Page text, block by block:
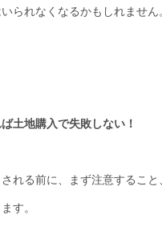
られなくなるかもしれません
土地購入で失敗しない！
れる前に、まず注意すること
す。